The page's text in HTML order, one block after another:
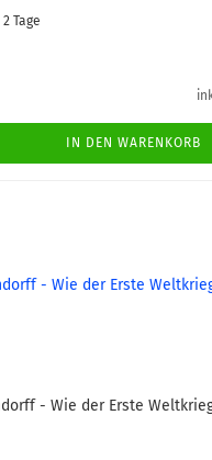
Tage
IN DEN WARENKORB
- Wie der Erste